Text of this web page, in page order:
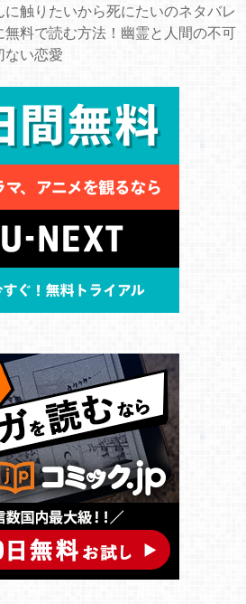
に触りたいから死にたいのネタバレ
無料で読む方法！幽霊と人間の不可
ない恋愛